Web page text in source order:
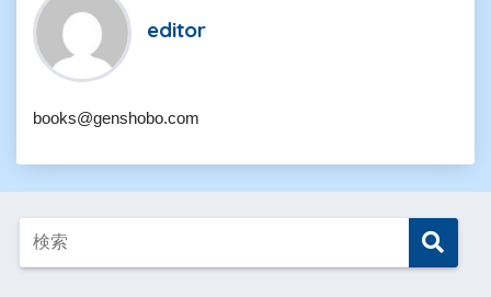
editor
books@genshobo.com